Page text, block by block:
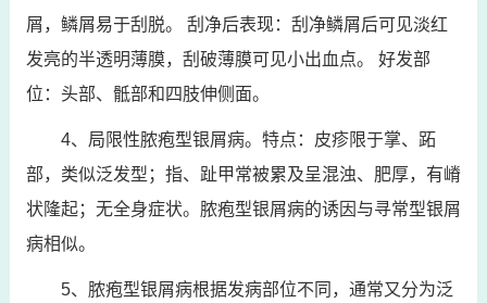
屑，鳞屑易于刮脱。 刮净后表现：刮净鳞屑后可见淡红
发亮的半透明薄膜，刮破薄膜可见小出血点。 好发部
位：头部、骶部和四肢伸侧面。
4、局限性脓疱型银屑病。特点：皮疹限于掌、跖
部，类似泛发型；指、趾甲常被累及呈混浊、肥厚，有嵴
状隆起；无全身症状。脓疱型银屑病的诱因与寻常型银屑
病相似。
5、脓疱型银屑病根据发病部位不同，通常又分为泛